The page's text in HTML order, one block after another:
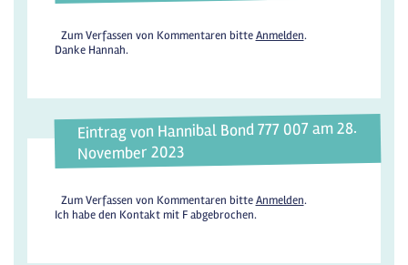
Zum Verfassen von Kommentaren bitteAnmelden.
Danke Hannah.
Eintrag von Hannibal Bond 777 007 am 28.
November 2023
Zum Verfassen von Kommentaren bitteAnmelden.
Ich habe den Kontakt mit F abgebrochen.